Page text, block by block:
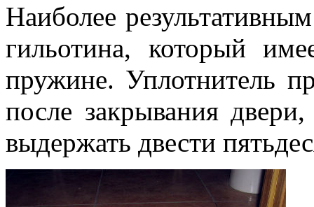
Наиболее
гильотина, который
пружине. Уплотнитель
после закрывания
выдержать двести